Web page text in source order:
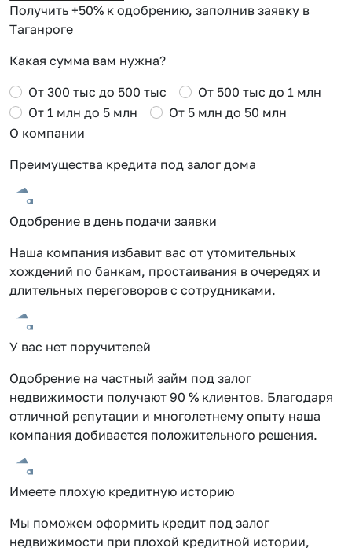
Получить +50% к одобрению, заполнив заявку в
Таганроге
Какая сумма вам нужна?
От 300 тыс до 500 тыс
От 500 тыс до 1 млн
От 1 млн до 5 млн
От 5 млн до 50 млн
О компании
Преимущества кредита под залог дома
Одобрение в день подачи заявки
Наша компания избавит вас от утомительных
хождений по банкам, простаивания в очередях и
длительных переговоров с сотрудниками.
У вас нет поручителей
Одобрение на частный займ под залог
недвижимости получают 90 % клиентов. Благодаря
отличной репутации и многолетнему опыту наша
компания добивается положительного решения.
Имеете плохую кредитную историю
Мы поможем оформить кредит под залог
недвижимости при плохой кредитной истории,